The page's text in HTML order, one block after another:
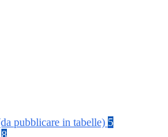
pubblicare in tabelle) 5